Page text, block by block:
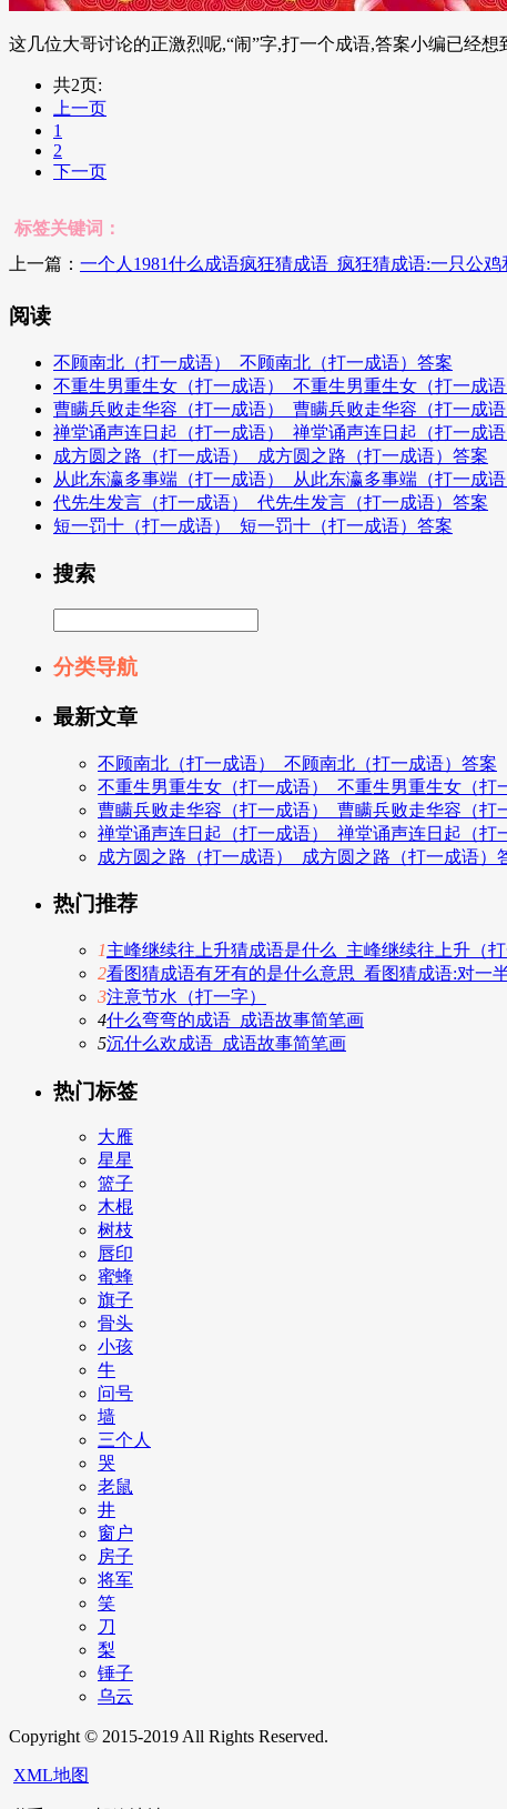
这几位大哥讨论的正激烈呢,“闹”字,打一个成语,答案小编已经
共2页:
上一页
1
2
下一页
标签关键词：
上一篇： 一个人1981什么成语疯狂猜成语_疯狂猜成语:一只公
阅读
不顾南北（打一成语）_不顾南北（打一成语）答案
不重生男重生女（打一成语）_不重生男重生女（打一成
曹瞒兵败走华容（打一成语）_曹瞒兵败走华容（打一成
禅堂诵声连日起（打一成语）_禅堂诵声连日起（打一成
成方圆之路（打一成语）_成方圆之路（打一成语）答案
从此东瀛多事端（打一成语）_从此东瀛多事端（打一成
代先生发言（打一成语）_代先生发言（打一成语）答案
短一罚十（打一成语）_短一罚十（打一成语）答案
搜索
分类导航
最新文章
不顾南北（打一成语）_不顾南北（打一成语）答案
不重生男重生女（打一成语）_不重生男重生女（打
曹瞒兵败走华容（打一成语）_曹瞒兵败走华容（打
禅堂诵声连日起（打一成语）_禅堂诵声连日起（打
成方圆之路（打一成语）_成方圆之路（打一成语）
热门推荐
1主峰继续往上升猜成语是什么_主峰继续往上升（打
2看图猜成语有牙有的是什么意思_看图猜成语:对一
3注意节水（打一字）
4什么弯弯的成语_成语故事简笔画
5沉什么欢成语_成语故事简笔画
热门标签
大雁
星星
篮子
木棍
树枝
唇印
蜜蜂
旗子
骨头
小孩
牛
问号
墙
三个人
哭
老鼠
井
窗户
房子
将军
笑
刀
梨
锤子
乌云
Copyright © 2015-2019 All Rights Reserved.
XML地图